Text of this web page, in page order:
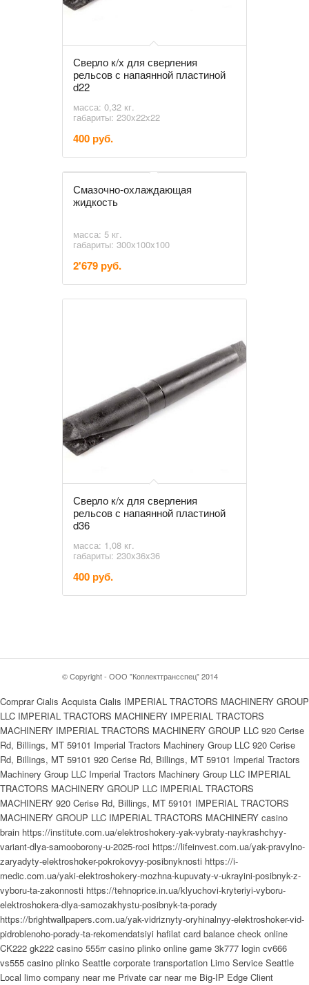
Сверло к/х для сверления
рельсов с напаянной пластиной
d22
масса: 0,32 кг.
габариты: 230x22x22
400 руб.
Смазочно-охлаждающая
жидкость
масса: 5 кг.
габариты: 300х100х100
2'679 руб.
Сверло к/х для сверления
рельсов с напаянной пластиной
d36
масса: 1,08 кг.
габариты: 230x36x36
400 руб.
© Copyright - ООО "Коплекттрансспец" 2014
Comprar Cialis Acquista Cialis IMPERIAL TRACTORS MACHINERY GROUP
LLC IMPERIAL TRACTORS MACHINERY IMPERIAL TRACTORS
MACHINERY IMPERIAL TRACTORS MACHINERY GROUP LLC 920 Cerise
Rd, Billings, MT 59101 Imperial Tractors Machinery Group LLC 920 Cerise
Rd, Billings, MT 59101 920 Cerise Rd, Billings, MT 59101 Imperial Tractors
Machinery Group LLC Imperial Tractors Machinery Group LLC IMPERIAL
TRACTORS MACHINERY GROUP LLC IMPERIAL TRACTORS
MACHINERY 920 Cerise Rd, Billings, MT 59101 IMPERIAL TRACTORS
MACHINERY GROUP LLC IMPERIAL TRACTORS MACHINERY casino
brain https://institute.com.ua/elektroshokery-yak-vybraty-naykrashchyy-
variant-dlya-samooborony-u-2025-roci https://lifeinvest.com.ua/yak-pravylno-
zaryadyty-elektroshoker-pokrokovyy-posibnyknosti https://i-
medic.com.ua/yaki-elektroshokery-mozhna-kupuvaty-v-ukrayini-posibnyk-z-
vyboru-ta-zakonnosti https://tehnoprice.in.ua/klyuchovi-kryteriyi-vyboru-
elektroshokera-dlya-samozakhystu-posibnyk-ta-porady
https://brightwallpapers.com.ua/yak-vidriznyty-oryhinalnyy-elektroshoker-vid-
pidroblenoho-porady-ta-rekomendatsiyi hafilat card balance check online
CK222 gk222 casino 555rr casino plinko online game 3k777 login cv666
vs555 casino plinko Seattle corporate transportation Limo Service Seattle
Local limo company near me Private car near me Big-IP Edge Client